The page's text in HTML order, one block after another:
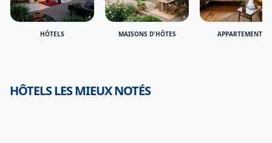
HÔTELS MAISONS D'HÔTES APPARTEMENTS
HÔTELS LES MIEUX NOTÉS